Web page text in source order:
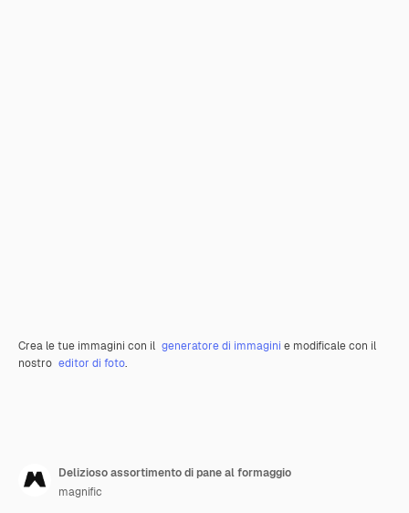
Crea le tue immagini con il generatore di immagini e modificale con il
nostro editor di foto.
Delizioso assortimento di pane al formaggio
magnific